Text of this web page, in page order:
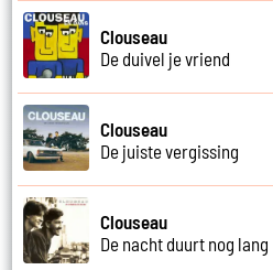
Clouseau
De duivel je vriend
Clouseau
De juiste vergissing
Clouseau
De nacht duurt nog lang